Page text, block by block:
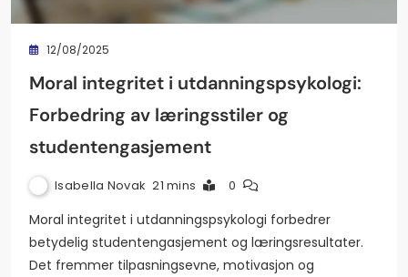
12/08/2025
Moral integritet i utdanningspsykologi:
Forbedring av læringsstiler og
studentengasjement
Isabella Novak 21 mins 0
Moral integritet i utdanningspsykologi forbedrer
betydelig studentengasjement og læringsresultater.
Det fremmer tilpasningsevne, motivasjon og